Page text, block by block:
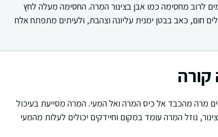
לרוב מחסימה כמו אבן בצינור המרה. החסימה מעלה לחץ
חום, כאב בבטן ימנית עליונה וצהבת, ולעיתים מתפתח אלח
קורה
מרה מהכבד אל כיס המרה ואל המעי. המרה מסייעת בעיכול
נוזל המרה עומד במקום וחיידקים יכולים לעלות מהמעי